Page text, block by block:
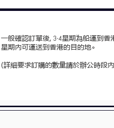
一般確認訂單後, 3-4星期為船運到香
星期內可運送到香港的目的地∘
(詳細要求訂購的數量請於辦公時段